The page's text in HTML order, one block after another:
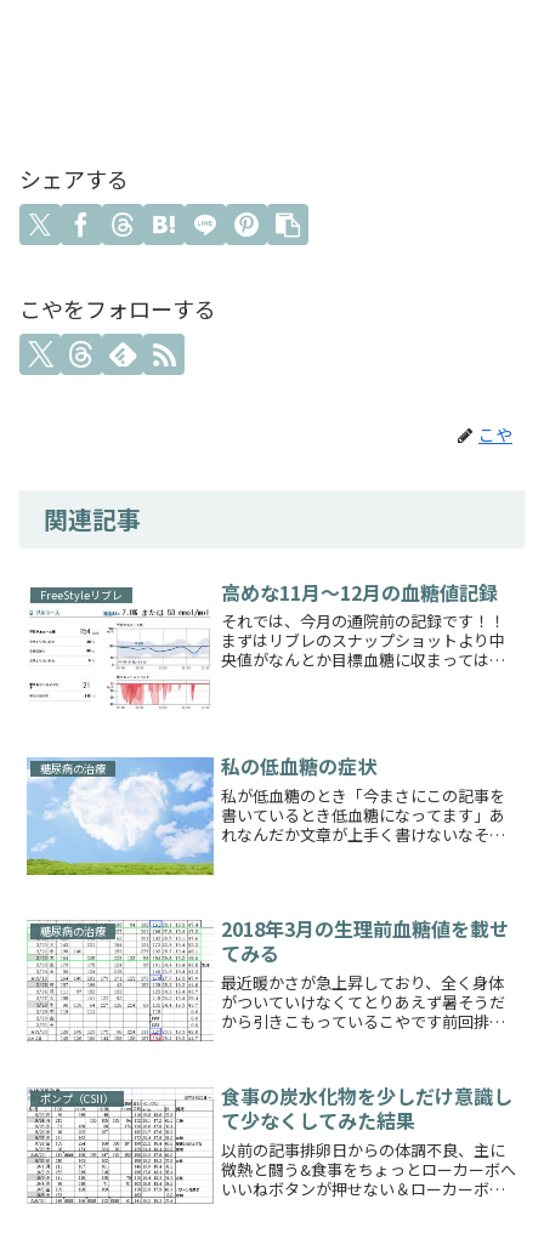
シェアする
こやをフォローする
こや
関連記事
FreeStyleリブレ 高めな11月～12月の血糖値記録
それでは、今月の通院前の記録です！！
まずはリブレのスナップショットより中
央値がなんとか目標血糖に収まってはく
糖尿病の治療 私の低血糖の症状
私が低血糖のとき「今まさにこの記事を
書いているとき低血糖になってます」あ
れなんだか文章が上手く書けないなそん
糖尿病の治療
2018年3月の生理前血糖値を載せ
てみる
最近暖かさが急上昇しており、全く身体
がついていけなくてとりあえず暑そうだ
から引きこもっているこやです前回排卵
がありませんとお伝...
ポンプ（CSII）
食事の炭水化物を少しだけ意識し
て少なくしてみた結果
以前の記事排卵日からの体調不良、主に
微熱と闘う&食事をちょっとローカーボへ
いいねボタンが押せない＆ローカーボ計